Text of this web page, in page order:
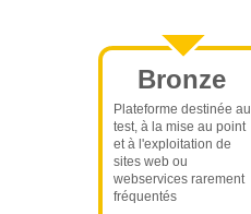
Bronze
Plateforme destinée au
test, à la mise au point
et à l'exploitation de
sites web ou
webservices rarement
fréquentés